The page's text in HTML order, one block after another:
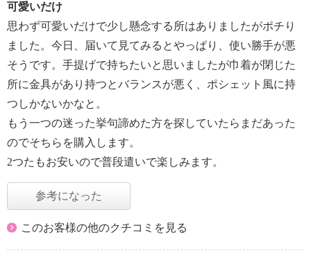
可愛いだけ
思わず可愛いだけで少し懸念する所はありましたがポチり
ました。今日、届いて見てみるとやっぱり、使い勝手が悪
そうです。手提げで持ちたいと思いましたが巾着が閉じた
所に金具があり持つとバランスが悪く、ポシェット風に持
つしかないかなと。
もう一つの迷った挙句諦めた方を探していたらまだあった
のでそちらを購入します。
2つたもお安いので普段遣いで楽しみます。
参考になった
このお客様の他のクチコミを見る